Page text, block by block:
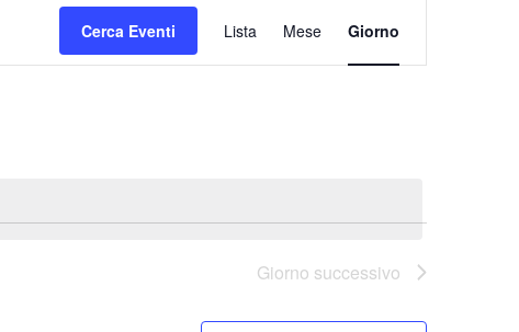
Cerca Eventi
Viste
Lista Mese Giorno
Giorno successivo